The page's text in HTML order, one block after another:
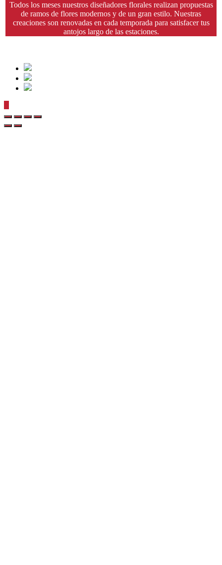
Todos los meses nuestros diseñadores florales realizan propuestas
de ramos de flores modernos y de un gran estilo. Nuestras
creaciones son renovadas en cada temporada para satisfacer tus
antojos largo de las estaciones.